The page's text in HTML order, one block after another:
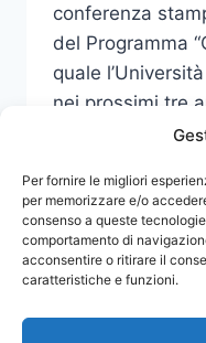
Per fornire le migliori
per memorizzare e/o
consenso a queste
comportamento di
acconsentire o ritirare il
caratteristiche e funzioni.
conferenza
del Programma
quale
nei prossimi tre
LEGGI DI PIÙ
“CASA